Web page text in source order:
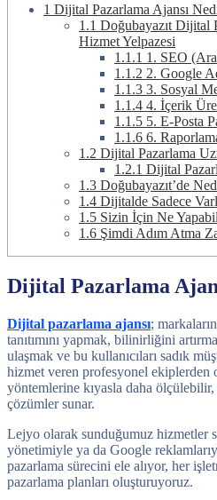
1 Dijital Pazarlama Ajansı
1.1 Doğubayazıt Dijital
Hizmet Yelpazesi
1.1.1 1. SEO
1.1.2 2. Google
1.1.3 3. Sosyal
1.1.4 4. İçerik
1.1.5 5. E-Posta
1.1.6 6.
1.2 Dijital Pazarlama
1.2.1 Dijital
1.3 Doğubayazıt’de
1.4 Dijitalde Sadece
1.5 Sizin İçin Ne
1.6 Şimdi Adım Atma
Dijital Pazarlama
Dijital pazarlama ajansı;
tanıtımını yapmak, bilinirliğini
ulaşmak ve bu kullanıcıları sadık
hizmet veren profesyonel ekiplerden
yöntemlerine kıyasla daha
çözümler sunar.
Lejyo olarak sunduğumuz hizmetler
yönetimiyle ya da Google
pazarlama sürecini ele alıyor, her
pazarlama planları oluşturuyoruz.